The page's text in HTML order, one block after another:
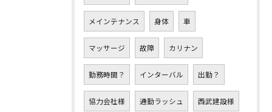
メインテナンス 身体 車
マッサージ 故障 カリナン
勤務時間？ インターバル 出勤？
協力会社様 通勤ラッシュ 西武建設様